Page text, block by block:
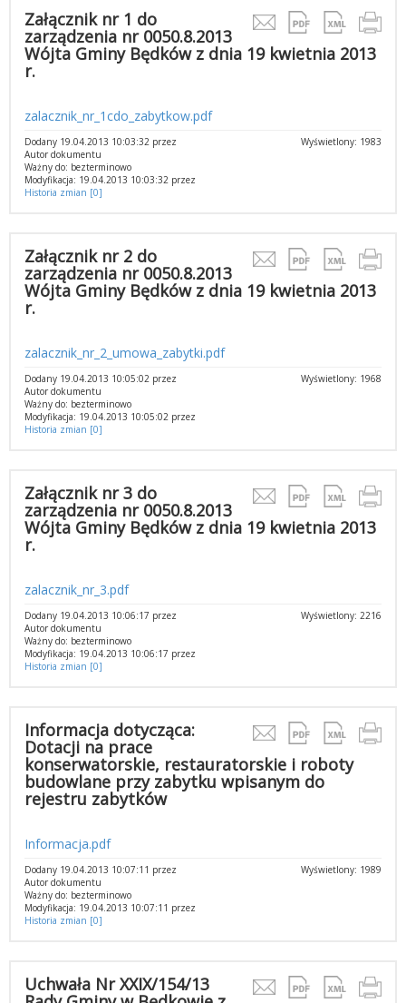
Załącznik nr 1 do
zarządzenia nr 0050.8.2013
Wójta Gminy Będków z dnia 19 kwietnia 2013
r.
zalacznik_nr_1cdo_zabytkow.pdf
Wyświetlony: 1983
Dodany 19.04.2013 10:03:32 przez
Autor dokumentu
Ważny do: bezterminowo
Modyfikacja: 19.04.2013 10:03:32 przez
Historia zmian [0]
Załącznik nr 2 do
zarządzenia nr 0050.8.2013
Wójta Gminy Będków z dnia 19 kwietnia 2013
r.
zalacznik_nr_2_umowa_zabytki.pdf
Wyświetlony: 1968
Dodany 19.04.2013 10:05:02 przez
Autor dokumentu
Ważny do: bezterminowo
Modyfikacja: 19.04.2013 10:05:02 przez
Historia zmian [0]
Załącznik nr 3 do
zarządzenia nr 0050.8.2013
Wójta Gminy Będków z dnia 19 kwietnia 2013
r.
zalacznik_nr_3.pdf
Wyświetlony: 2216
Dodany 19.04.2013 10:06:17 przez
Autor dokumentu
Ważny do: bezterminowo
Modyfikacja: 19.04.2013 10:06:17 przez
Historia zmian [0]
Informacja dotycząca:
Dotacji na prace
konserwatorskie, restauratorskie i roboty
budowlane przy zabytku wpisanym do
rejestru zabytków
Informacja.pdf
Wyświetlony: 1989
Dodany 19.04.2013 10:07:11 przez
Autor dokumentu
Ważny do: bezterminowo
Modyfikacja: 19.04.2013 10:07:11 przez
Historia zmian [0]
Uchwała Nr XXIX/154/13